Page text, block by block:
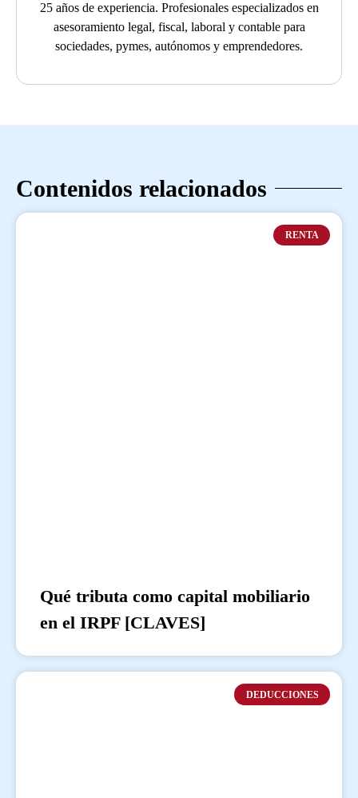
25 años de experiencia. Profesionales especializados en
asesoramiento legal, fiscal, laboral y contable para
sociedades, pymes, autónomos y emprendedores.
Contenidos relacionados
RENTA
Qué tributa como capital mobiliario
en el IRPF [CLAVES]
DEDUCCIONES